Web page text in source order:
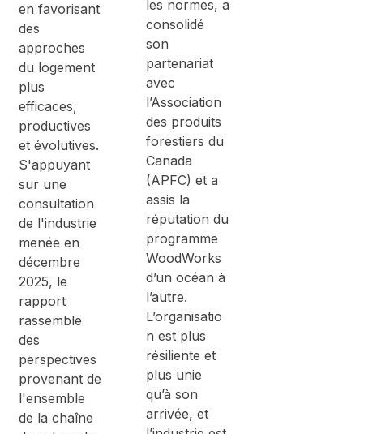
en favorisant
des
approches
du logement
plus
efficaces,
productives
et évolutives.
S'appuyant
sur une
consultation
de l'industrie
menée en
décembre
2025, le
rapport
rassemble
des
perspectives
provenant de
l'ensemble
de la chaîne
les normes, a
consolidé
son
partenariat
avec
l’Association
des produits
forestiers du
Canada
(APFC) et a
assis la
réputation du
programme
WoodWorks
d’un océan à
l’autre.
L’organisatio
n est plus
résiliente et
plus unie
qu’à son
arrivée, et